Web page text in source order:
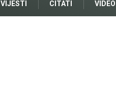
VIJESTI CITATI VIDEO